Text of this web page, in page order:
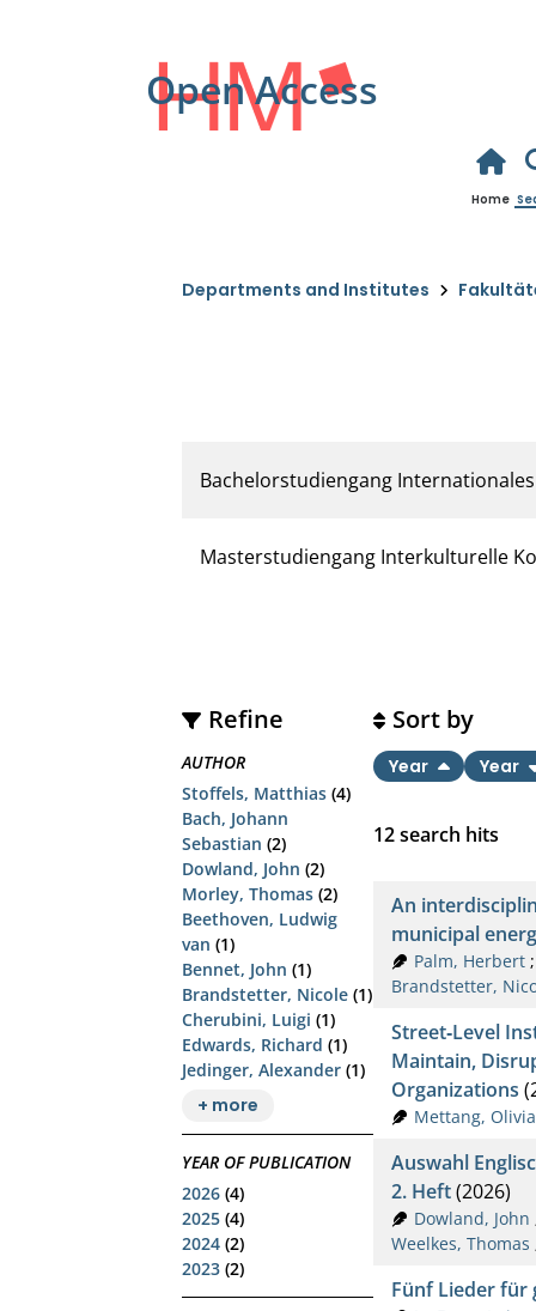
Open Access
Home
Departments and Institutes
Bachelorstudiengang
Masterstudiengang Interkulturelle
Refine
AUTHOR
Stoffels, Matthias (4)
Bach, Johann
Sebastian (2)
Dowland, John (2)
Morley, Thomas (2)
Beethoven, Ludwig
van (1)
Bennet, John (1)
Brandstetter, Nicole (1)
Cherubini, Luigi (1)
Edwards, Richard (1)
Jedinger, Alexander (1)
+ more
YEAR OF PUBLICATION
2026 (4)
2025 (4)
2024 (2)
2023 (2)
12search hits
Sort by
Year Year
An
municipal
Palm, Herbert
Brandstetter,
Street‐Level
Maintain,
Organizations
Mettang, Olivia
Auswahl
2. Heft(2026)
Dowland, John
Weelkes, Thomas
Fünf Lieder für